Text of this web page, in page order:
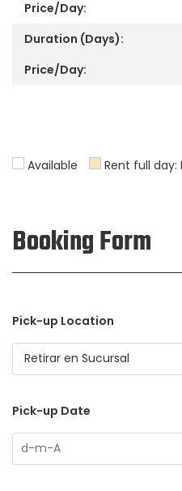
Available Rent full day:
Booking Form
Pick-up Location
Pick-up Date